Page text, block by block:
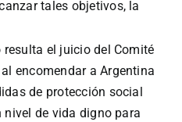
tales objetivos, la
el juicio del Comité
encomendar a Argentina
de protección social
de vida digno para